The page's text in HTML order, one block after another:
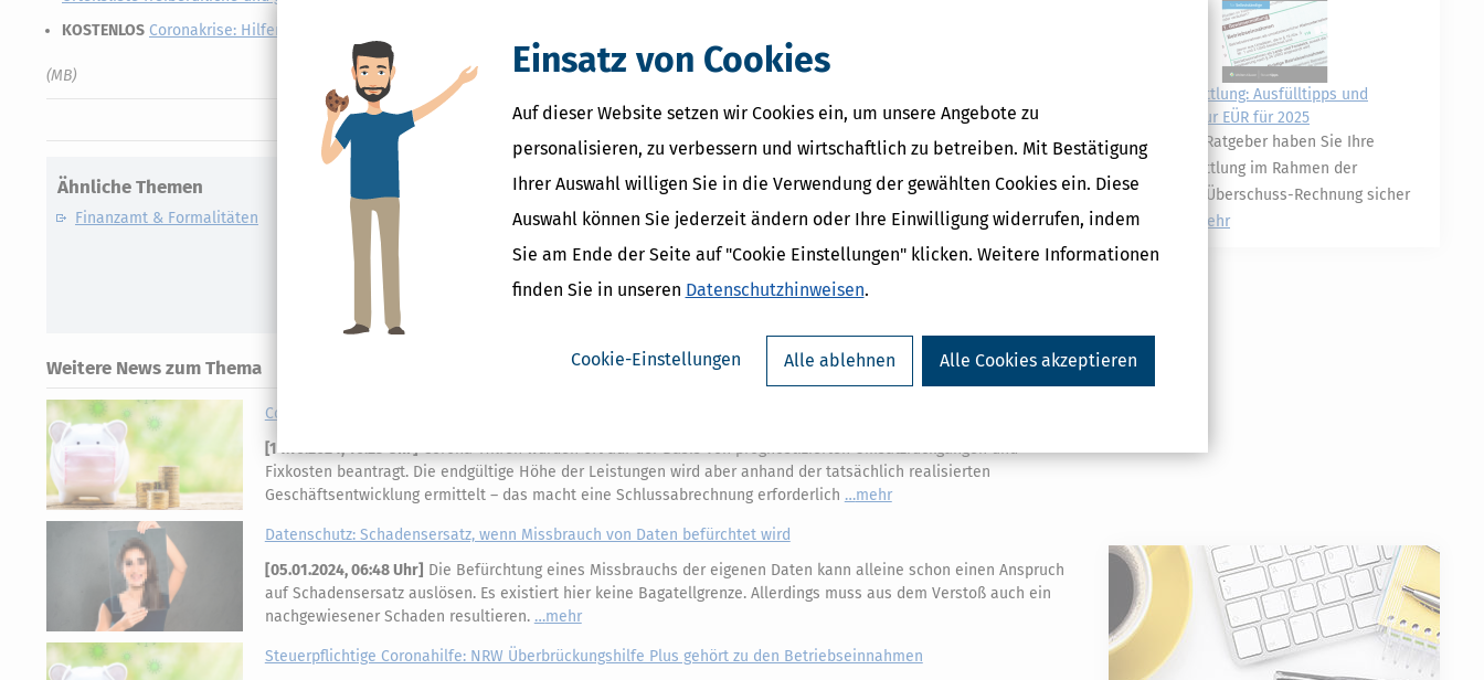
Einsatz von Cookies
Auf dieser Website setzen wir Cookies ein, um unsere Angebote zu
personalisieren, zu verbessern und wirtschaftlich zu betreiben. Mit Bestätigung
Ihrer Auswahl willigen Sie in die Verwendung der gewählten Cookies ein. Diese
Auswahl können Sie jederzeit ändern oder Ihre Einwilligung widerrufen, indem
Sie am Ende der Seite auf "Cookie Einstellungen" klicken. Weitere Informationen
finden Sie in unseren Datenschutzhinweisen.
Cookie-Einstellungen Alle ablehnen Alle Cookies akzeptieren
KOSTENLOS Coronakrise: Hilfen vom Staat für Selbstständige
(MB)
Druckversion
Ähnliche Themen
Finanzamt & Formalitäten
Verwandte Lexikon-Begriffe
Architekten
Finanzgericht
Klage
Weitere News zum Thema
Coronahilfen-Schlussabrechnungen bis 15. Oktober 2024 einreichen!
[14.10.2024, 10:25 Uhr]Corona-Hilfen wurden oft auf der Basis von prognostizierten Umsatzrückgängen und
Fixkosten beantragt. Die endgültige Höhe der Leistungen wird aber anhand der tatsächlich realisierten
Geschäftsentwicklung ermittelt – das macht eine Schlussabrechnung erforderlich
mehr
Datenschutz: Schadensersatz, wenn Missbrauch von Daten befürchtet wird
[05.01.2024, 06:48 Uhr] Die Befürchtung eines Missbrauchs der eigenen Daten kann alleine schon einen Anspruch
auf Schadensersatz auslösen. Es existiert hier keine Bagatellgrenze. Allerdings muss aus dem Verstoß auch ein
nachgewiesener Schaden resultieren.
mehr
Steuerpflichtige Coronahilfe: NRW Überbrückungshilfe Plus gehört zu den Betriebseinnahmen
Gewinnermittlung: Ausfülltipps und
Musterfall zur EÜR für 2025
Mit unserm Ratgeber haben Sie Ihre
Gewinnermittlung im Rahmen der
Einnahmen-Überschuss-Rechnung sicher
im Griff!
mehr